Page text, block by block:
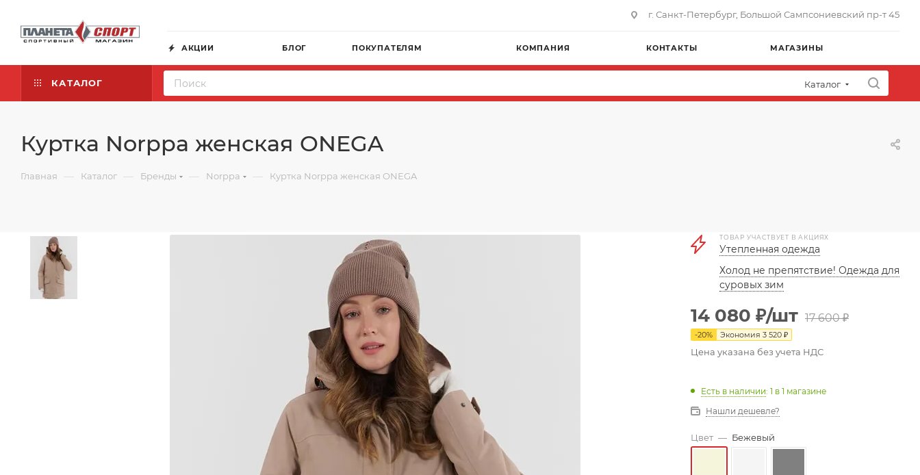
г. Санкт-Петербург, Большой Сампсониевский пр-т 45
АКЦИИ БЛОГ ПОКУПАТЕЛЯМ КОМПАНИЯ КОНТАКТЫ МАГАЗИНЫ
КАТАЛОГ Каталог
Куртка Norppa женская ONEGA
Главная — Каталог — Бренды — Norppa — Куртка Norppa женская ONEGA
ТОВАР УЧАСТВУЕТ В АКЦИЯХ
Утепленная одежда
Холод не препятствие! Одежда для
суровых зим
14 080 ₽/шт 17 600₽
-20% Экономия 3 520 ₽
Цена указана без учета НДС
Есть в наличии: 1 в 1 магазине
Нашли дешевле?
Цвет — Бежевый